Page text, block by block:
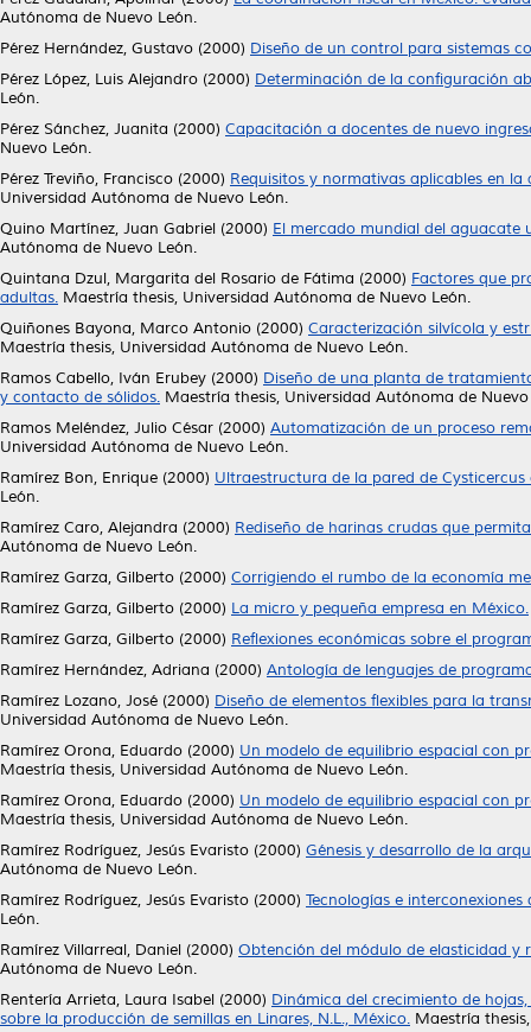
Autónoma de Nuevo León.
Pérez Hernández, Gustavo (2000) Diseño de un control para sistemas
Pérez López, Luis Alejandro (2000) Determinación de la configuración
León.
Pérez Sánchez, Juanita (2000) Capacitación a docentes de nuevo
Nuevo León.
Pérez Treviño, Francisco (2000) Requisitos y normativas aplicables en
Universidad Autónoma de Nuevo León.
Quino Martínez, Juan Gabriel (2000) El mercado mundial del aguacate
Autónoma de Nuevo León.
Quintana Dzul, Margarita del Rosario de Fátima (2000) Factores que
adultas. Maestría thesis, Universidad Autónoma de Nuevo León.
Quiñones Bayona, Marco Antonio (2000) Caracterización silvícola y
Maestría thesis, Universidad Autónoma de Nuevo León.
Ramos Cabello, Iván Erubey (2000) Diseño de una planta de
y contacto de sólidos. Maestría thesis, Universidad Autónoma de Nuevo
Ramos Meléndez, Julio César (2000) Automatización de un proceso
Universidad Autónoma de Nuevo León.
Ramírez Bon, Enrique (2000) Ultraestructura de la pared de Cysticercus
León.
Ramírez Caro, Alejandra (2000) Rediseño de harinas crudas que
Autónoma de Nuevo León.
Ramírez Garza, Gilberto (2000) Corrigiendo el rumbo de la economía
Ramírez Garza, Gilberto (2000) La micro y pequeña empresa en México.
Ramírez Garza, Gilberto (2000) Reflexiones económicas sobre el
Ramírez Hernández, Adriana (2000) Antología de lenguajes de
Ramírez Lozano, José (2000) Diseño de elementos flexibles para la
Universidad Autónoma de Nuevo León.
Ramírez Orona, Eduardo (2000) Un modelo de equilibrio espacial con
Maestría thesis, Universidad Autónoma de Nuevo León.
Ramírez Orona, Eduardo (2000) Un modelo de equilibrio espacial con
Maestría thesis, Universidad Autónoma de Nuevo León.
Ramírez Rodríguez, Jesús Evaristo (2000) Génesis y desarrollo de la
Autónoma de Nuevo León.
Ramírez Rodríguez, Jesús Evaristo (2000) Tecnologías e
León.
Ramírez Villarreal, Daniel (2000) Obtención del módulo de elasticidad y
Autónoma de Nuevo León.
Rentería Arrieta, Laura Isabel (2000) Dinámica del crecimiento de
sobre la producción de semillas en Linares, N.L., México. Maestría